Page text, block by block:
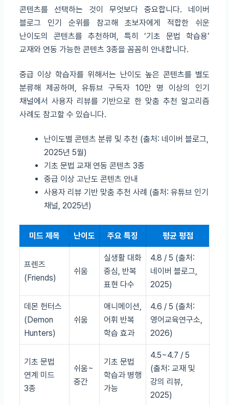
콘텐츠를 선택하는 것이 무엇보다 중요합니다. 네이버
블로그 인기 순위를 참고해 초보자에게 적합한 쉬운
난이도의 콘텐츠를 추천하며, 특히 ‘기초 문법 학습용’
교재와 연동 가능한 콘텐츠 3종을 꼼꼼히 안내합니다.
중급 이상 학습자를 위해서는 난이도 높은 콘텐츠를 별도
분류해 제공하며, 유튜브 구독자 10만 명 이상의 인기
채널에서 사용자 리뷰를 기반으로 한 맞춤 추천 알고리즘
사례도 참고할 수 있습니다.
난이도별 콘텐츠 분류 및 추천 (출처: 네이버 블로그,
2025년 5월)
기초 문법 교재 연동 콘텐츠 3종
중급 이상 고난도 콘텐츠 안내
사용자 리뷰 기반 맞춤 추천 사례 (출처: 유튜브 인기
채널, 2025년)
미드 제목 난이도 주요 특징 평균 평점
프렌즈
(Friends)
쉬움
실생활 대화
중심, 반복
표현 다수
4.8 / 5 (출처:
네이버 블로그,
2025)
데몬 헌터스
(Demon
Hunters)
쉬움
애니메이션,
어휘 반복
학습 효과
4.6 / 5 (출처:
영어교육연구소,
2026)
기초 문법
연계 미드
3종
쉬움~
중간
기초 문법
학습과 병행
가능
4.5~4.7 / 5
(출처: 교재 및
강의 리뷰,
2025)